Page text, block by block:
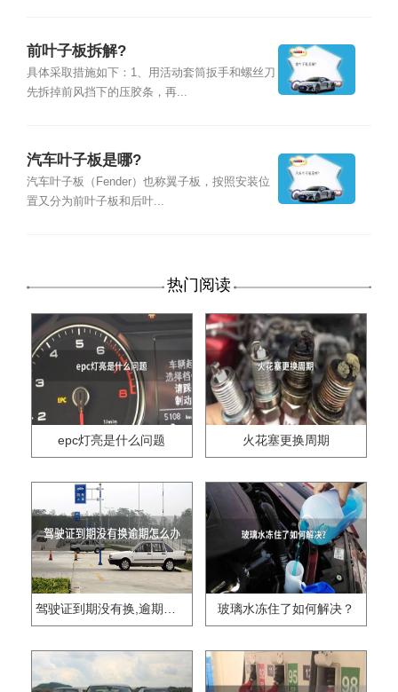
前叶子板拆解?
具体采取措施如下：1、用活动套筒扳手和螺丝刀
先拆掉前风挡下的压胶条，再...
汽车叶子板是哪?
汽车叶子板（Fender）也称翼子板，按照安装位
置又分为前叶子板和后叶...
热门阅读
epc灯亮是什么问题 火花塞更换周期
驾驶证到期没有换,逾期怎么办?? 玻璃水冻住了如何解决？